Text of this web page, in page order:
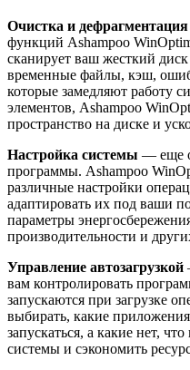
Очистка и
функций Ashampoo
сканирует ваш жесткий
временные файлы, кэш,
которые замедляют работу
элементов, Ashampoo
пространство на диске и
Настройка системы — еще
программы. Ashampoo
различные настройки
адаптировать их под ваши
параметры
производительности и
Управление автозагрузкой
вам контролировать
запускаются при загрузке
выбирать, какие
запускаться, а какие нет,
системы и сэкономить